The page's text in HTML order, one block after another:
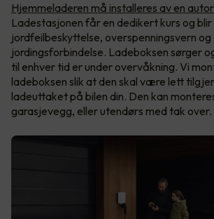
Hjemmeladeren må installeres av en
Ladestasjonen får en dedikert kurs og
jordfeilbeskyttelse, overspenningsvern og
jordingsforbindelse. Ladeboksen sørger
til enhver tid er under overvåkning. Vi
ladeboksen slik at den skal være lett
ladeuttaket på bilen din. Den kan
garasjevegg, eller utendørs med tak over.